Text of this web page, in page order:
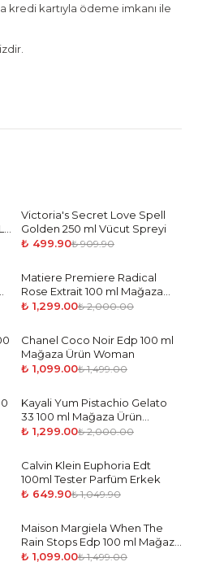
kredi kartıyla ödeme imkanı ile
-45%
Victoria's Secret Love Spell
Golden 250 ml Vücut Spreyi
₺ 499.90₺ 909.90
-35%
Matiere Premiere Radical
Rose Extrait 100 ml Mağaza
Ürün Unisex
₺ 1,299.00₺ 2,000.00
-27%
Chanel Coco Noir Edp 100 ml
Mağaza Ürün Woman
₺ 1,099.00₺ 1,499.00
-35%
Kayali Yum Pistachio Gelato
33 100 ml Mağaza Ürün
Woman
₺ 1,299.00₺ 2,000.00
-38 %
Calvin Klein Euphoria Edt
100ml Tester Parfüm Erkek
₺ 649.90₺ 1,049.90
-27%
Maison Margiela When The
Rain Stops Edp 100 ml Mağaza
Ürün Man
₺ 1,099.00₺ 1,499.00